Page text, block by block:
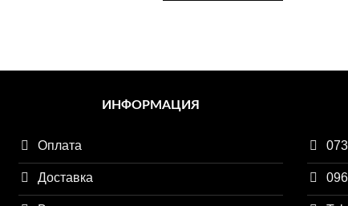
ИНФОРМАЦИЯ
Оплата
Доставка